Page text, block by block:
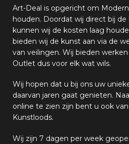
Art-Deal is opgericht om
houden. Doordat wij direct bij
kunnen wij de kosten laag
bieden wij de kunst aan via de
van veilingen. Wij bieden
Outlet dus voor elk wat wils.
Wij hopen dat u bij ons uw uniek
daarvan jaren gaat genieten.
online te zien zijn bent u ook
Kunstloods.
Wij zijn 7 dagen per week